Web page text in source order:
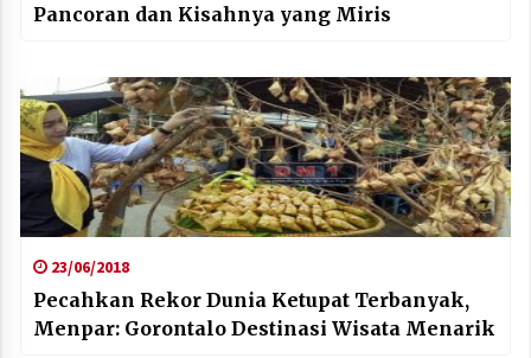
Pancoran dan Kisahnya yang Miris
23/06/2018
Pecahkan Rekor Dunia Ketupat Terbanyak,
Menpar: Gorontalo Destinasi Wisata Menarik